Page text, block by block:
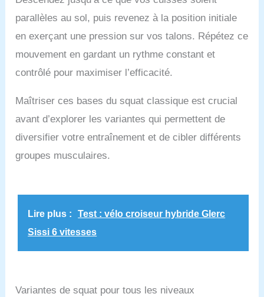
parallèles au sol, puis revenez à la position initiale
en exerçant une pression sur vos talons. Répétez ce
mouvement en gardant un rythme constant et
contrôlé pour maximiser l’efficacité.
Maîtriser ces bases du squat classique est crucial
avant d’explorer les variantes qui permettent de
diversifier votre entraînement et de cibler différents
groupes musculaires.
Lire plus :
Test : vélo croiseur hybride Glerc
Sissi 6 vitesses
Variantes de squat pour tous les niveaux